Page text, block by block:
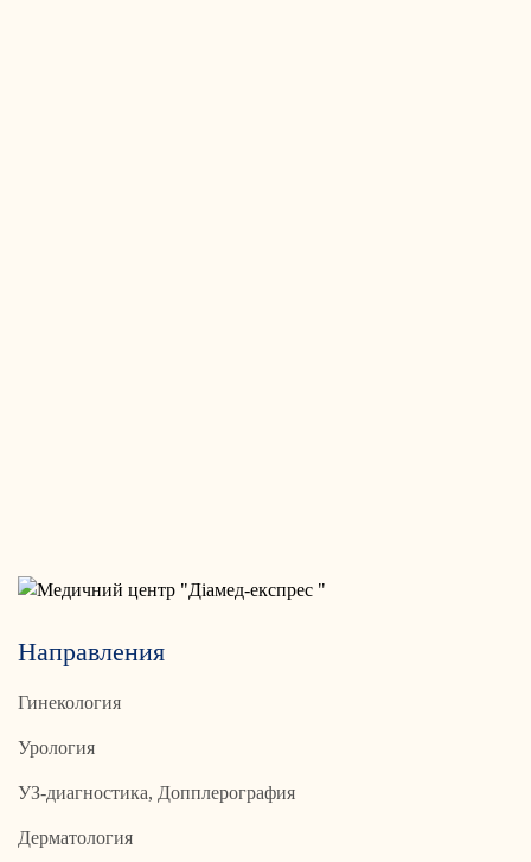
Направления
Гинекология
Урология
УЗ-диагностика, Допплерография
Дерматология